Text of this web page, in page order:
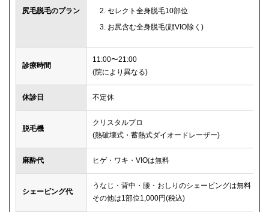
尻毛脱毛のプラン
セレクト全身脱毛10部位
お尻含む全身脱毛(顔VIO除く)
診療時間
11:00〜21:00
(院により異なる)
休診日 不定休
脱毛機
クリスタルプロ
(熱破壊式・蓄熱式ダイオードレーザー)
麻酔代 ヒゲ・ワキ・VIOは無料
シェービング代
うなじ・背中・腰・おしりのシェービングは無料
その他は1部位1,000円(税込)